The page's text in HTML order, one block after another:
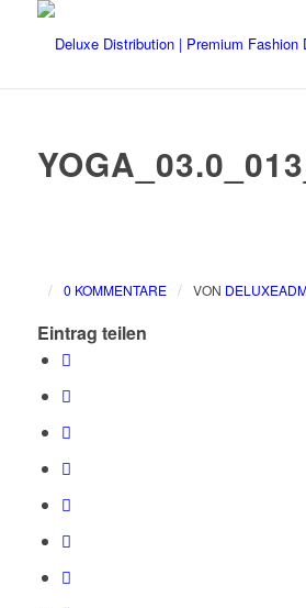
/ 0 KOMMENTARE / VON
Eintrag teilen